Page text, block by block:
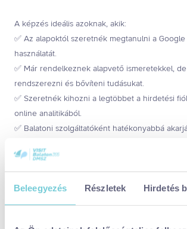
Beleegyezés Részletek Hirdetés
A képzés ideális azoknak, akik:
✅ Az alapoktól szeretnék megtanulni a
használatát.
✅ Már rendelkeznek alapvető ismeretekkel,
rendszerezni és bővíteni tudásukat.
✅ Szeretnék kihozni a legtöbbet a hirdetési
online analitikából.
✅ Balatoni szolgáltatóként hatékonyabbá
turisztikai térségének 177 településén működő
számára elérhető.)
Mit hozz magaddal?